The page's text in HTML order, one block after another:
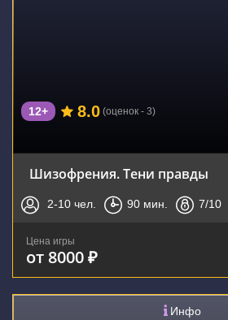
12+ 8.0 (оценок - 3)
Шизофрения. Тени правды
2-10 чел. 90 мин. 7/10
Цена игры
от 8000 ₽
Инфо